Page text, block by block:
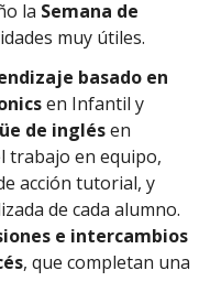
Sociales -
la Semana de
muy útiles.
basado en
en Infantil y
de inglésen
trabajo en equipo,
acción tutorial, y
de cada alumno.
e intercambios
, que completan una